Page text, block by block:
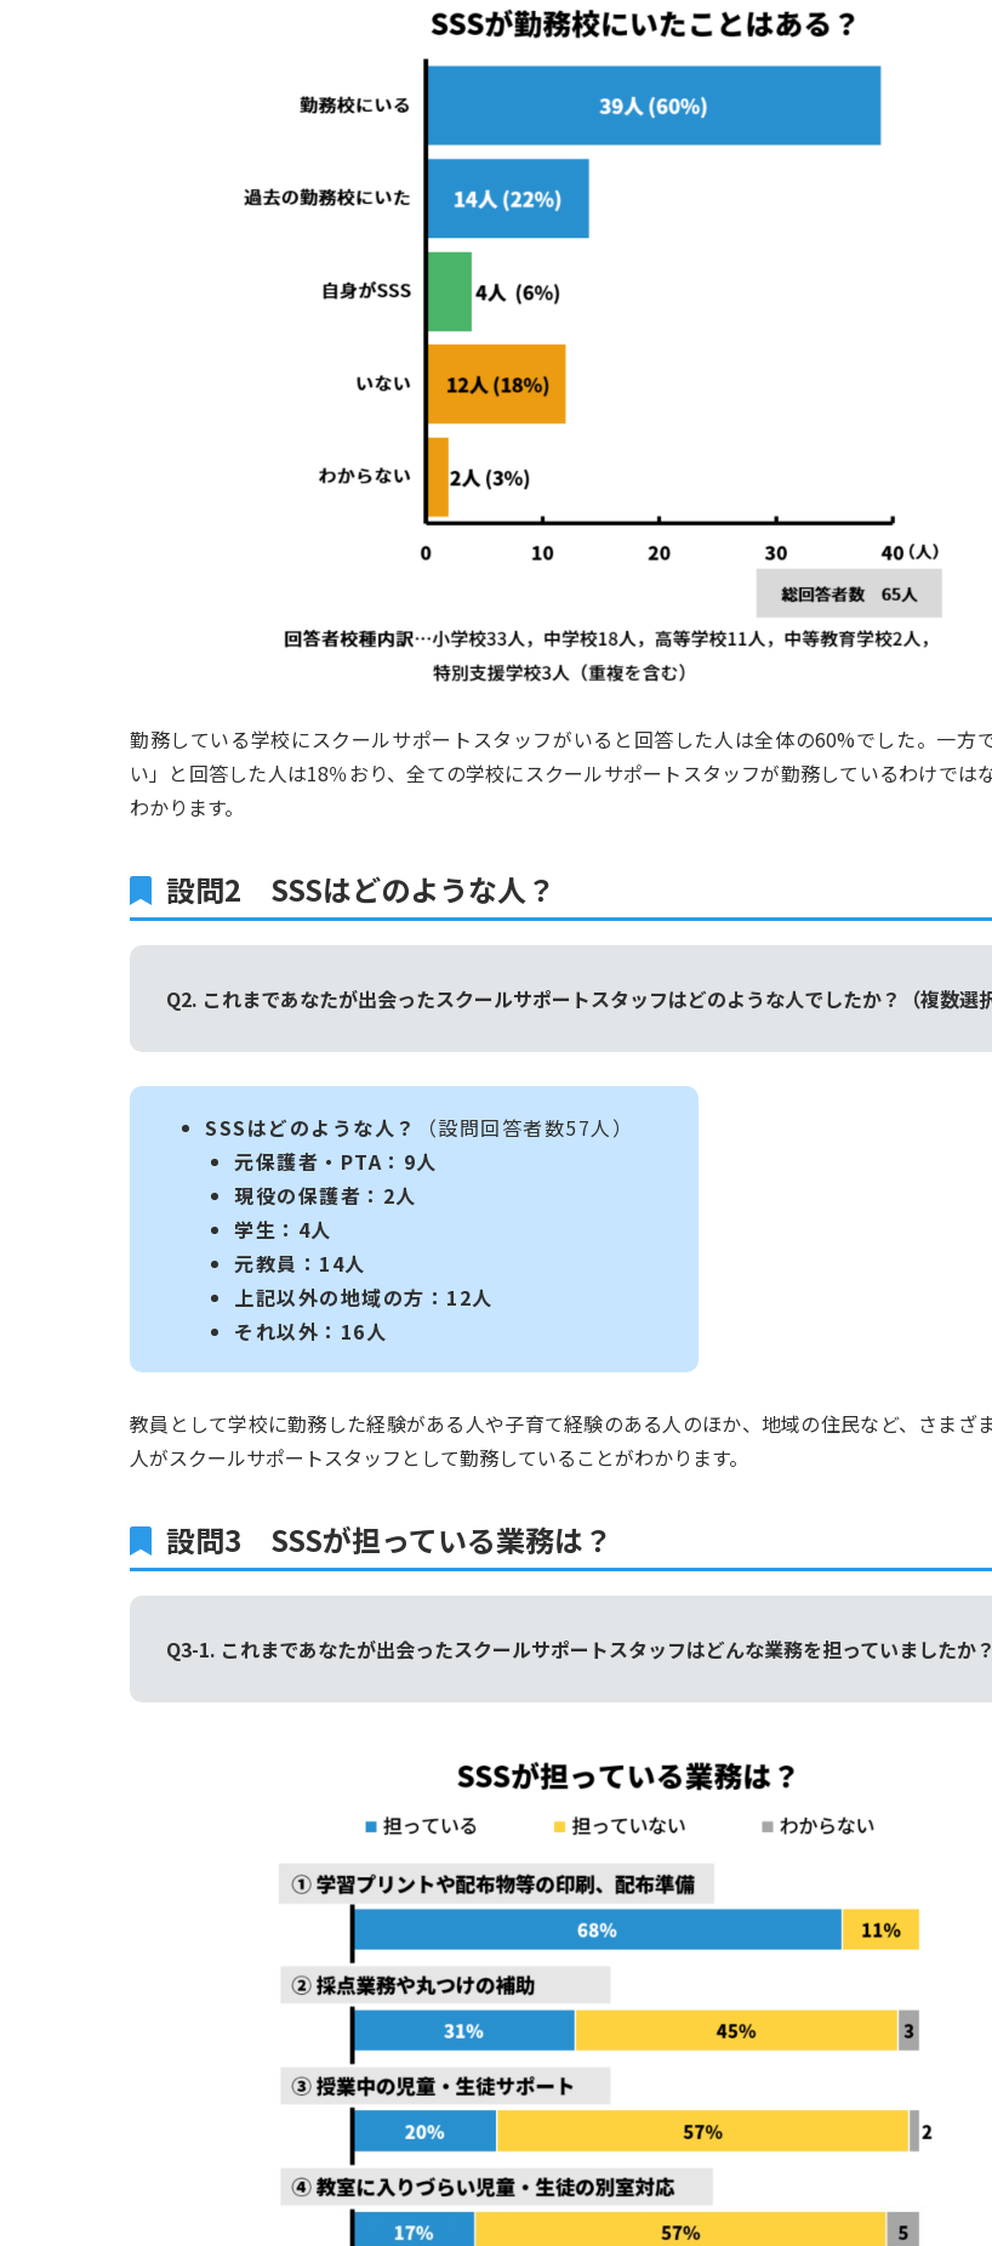
勤務している学校にスクールサポートスタッフがいると回答した人は全体の60%でした。一方
い」と回答した人は18％おり、全ての学校にスクールサポートスタッフが勤務しているわけでは
わかります。
設問2 SSSはどのような人？
Q2. これまであなたが出会ったスクールサポートスタッフはどのような人でしたか？（複数選択
SSSはどのような人？
（設問回答者数57人）
元保護者・PTA：9人
現役の保護者：2人
学生：4人
元教員：14人
上記以外の地域の方：12人
それ以外：16人
教員として学校に勤務した経験がある人や子育て経験のある人のほか、地域の住民など、さまざ
人がスクールサポートスタッフとして勤務していることがわかります。
設問3 SSSが担っている業務は？
Q3-1. これまであなたが出会ったスクールサポートスタッフはどんな業務を担っていましたか？